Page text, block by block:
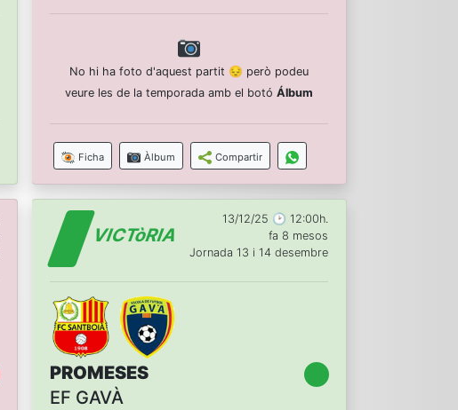
No hi ha foto d'aquest partit 😔 però podeu
veure les de la temporada amb el botóÁlbum
Ficha Àlbum Compartir
VICTòRIA
13/12/25 🕑 12:00h.
fa 8 mesos
Jornada 13 i 14 desembre
PROMESES
EF GAVÀ